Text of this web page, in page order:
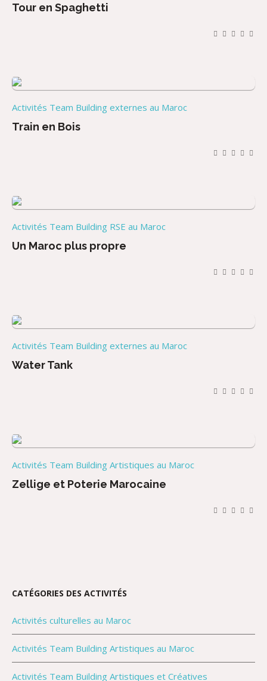
Tour en Spaghetti
Activités Team Building externes au Maroc
Train en Bois
Activités Team Building RSE au Maroc
Un Maroc plus propre
Activités Team Building externes au Maroc
Water Tank
Activités Team Building Artistiques au Maroc
Zellige et Poterie Marocaine
CATÉGORIES DES ACTIVITÉS
Activités culturelles au Maroc
Activités Team Building Artistiques au Maroc
Activités Team Building Artistiques et Créatives